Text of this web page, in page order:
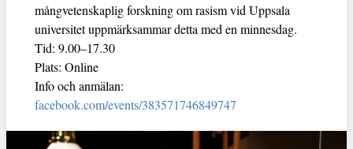
mångvetenskaplig forskning om rasism vid Uppsala
universitet uppmärksammar detta med en minnesdag.
Tid: 9.00–17.30
Plats: Online
Info och anmälan:
facebook.com/events/383571746849747